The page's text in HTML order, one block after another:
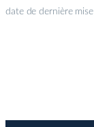
date de dernière